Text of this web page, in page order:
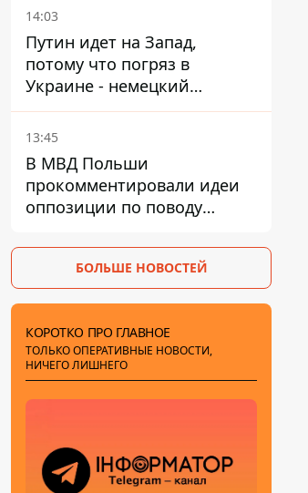
подробности
14:03
Путин идет на Запад,
потому что погряз в
Украине - немецкий
политик высказался о
планах РФ
13:45
В МВД Польши
прокомментировали идеи
оппозиции по поводу
мужчин - абсурд и популизм
БОЛЬШЕ НОВОСТЕЙ
КОРОТКО ПРО ГЛАВНОЕ
ТОЛЬКО ОПЕРАТИВНЫЕ НОВОСТИ,
НИЧЕГО ЛИШНЕГО